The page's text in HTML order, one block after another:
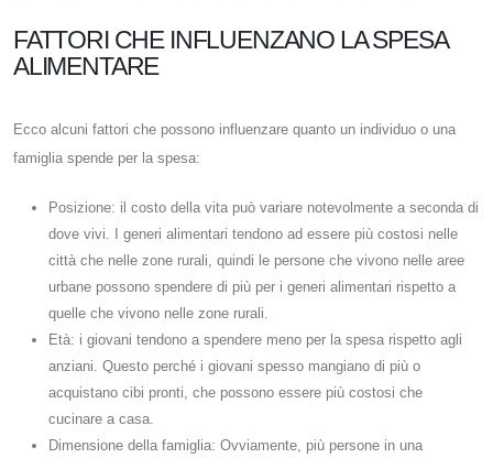
FATTORI CHE INFLUENZANO LA SPESA
ALIMENTARE
Ecco alcuni fattori che possono influenzare quanto un individuo o una
famiglia spende per la spesa:
Posizione: il costo della vita può variare notevolmente a seconda di
dove vivi. I generi alimentari tendono ad essere più costosi nelle
città che nelle zone rurali, quindi le persone che vivono nelle aree
urbane possono spendere di più per i generi alimentari rispetto a
quelle che vivono nelle zone rurali.
Età: i giovani tendono a spendere meno per la spesa rispetto agli
anziani. Questo perché i giovani spesso mangiano di più o
acquistano cibi pronti, che possono essere più costosi che
cucinare a casa.
Dimensione della famiglia: Ovviamente, più persone in una